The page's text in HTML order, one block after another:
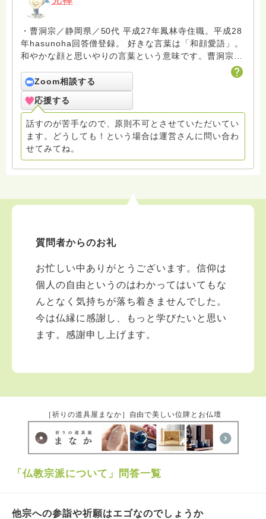
・曹洞宗／静岡県／50代 平成27年鳳林寺住職。平成28
年hasunoha回答僧登録。 好きな言葉は「和顔愛語」。
和やかな顔と思いやりの言葉という意味です。曹洞宗開
祖道元禅師は、愛語には世界を一変させる力があると仰
っています。回答には厳しい言葉を入れることもありま
すが、相手を思いやる気持ちがあってこその言葉と捉
え、受け止めていただきたいです。 ※質問の答えについ
て、話の大筋は変えませんが、投稿してから誤字脱字を
直したり、内容をよりわかりやすくするため、若干加筆
修正することがあります。ご了承ください。 ※「お
礼」は必ず拝読していますが、それに対して回答の追記
は原則しないことにしています。ご了承ください。 ・
Zoom相談する
応援する
話すのが苦手なので、原則不可とさせていただいてい
ます。どうしても！という場合は運営さんに問い合わ
せてみてね。
質問者からのお礼
お忙しい中ありがとうございます。信仰は
個人の自由というのはわかってはいてもな
んとなく気持ちが落ち着きませんでした。
今は仏縁に感謝し、もっと学びたいと思い
ます。感謝申し上げます。
［祈りの道具屋まなか］自由で美しい位牌とお仏壇
「仏教宗派について」問答一覧
他宗への参詣や祈願はエゴなのでしょうか